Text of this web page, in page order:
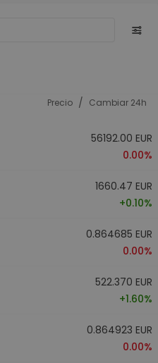
Precio / Cambiar 24h
56192.00 EUR
0.00%
1660.47 EUR
+0.10%
0.864685 EUR
0.00%
522.370 EUR
+1.60%
0.864923 EUR
0.00%